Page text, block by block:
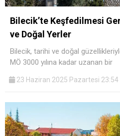
Bilecik’te Keşfedilmesi
ve Doğal Yerler
Bilecik, tarihi ve doğal
MÖ 3000 yılına kadar uzanan bir
23 Haziran 2025 Pazartesi 23:54